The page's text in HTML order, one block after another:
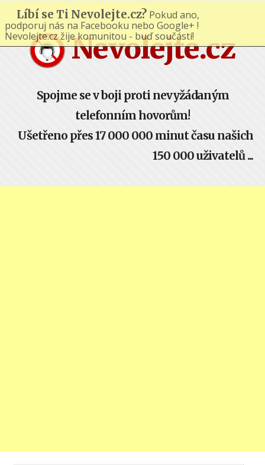
Nevolejte.cz
Spojme se v boji proti nevyžádaným
telefonním hovorům!
Ušetřeno přes 17 000 000 minut času našich
150 000 uživatelů ...
Líbí se Ti Nevolejte.cz? Pokud ano,
podporuj nás na Facebooku nebo Google+ !
Nevolejte.cz žije komunitou - buď součástí!